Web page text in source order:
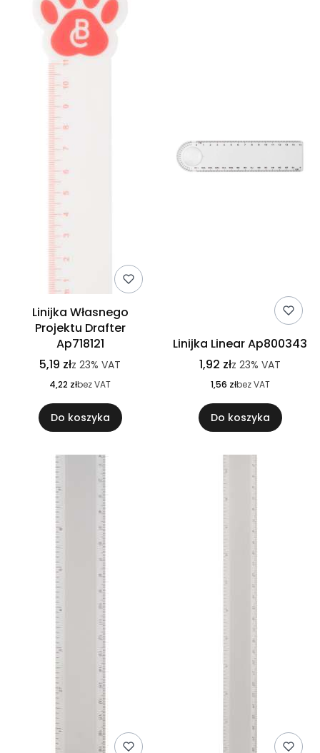
Linijka Własnego
Projektu Drafter
Ap718121
5,19 złz 23% VAT
4,22 złbez VAT
Do koszyka
Linijka Linear Ap800343
1,92 złz 23% VAT
1,56 złbez VAT
Do koszyka